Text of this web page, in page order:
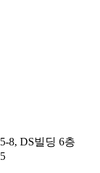
8, DS빌딩 6층